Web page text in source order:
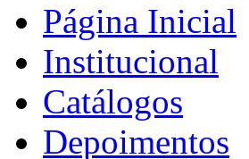
Página Inicial
Institucional
Catálogos
Depoimentos